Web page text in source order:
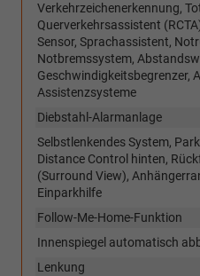
Verkehrzeichenerkennung,
Querverkehrsassistent
Sensor, Sprachassistent,
Notbremssystem,
Geschwindigkeitsbegrenzer,
Assistenzsysteme
Diebstahl-Alarmanlage
Selbstlenkendes System,
Distance Control hinten,
(Surround View),
Einparkhilfe
Follow-Me-Home-Funktion
Innenspiegel automatisch
Lenkung